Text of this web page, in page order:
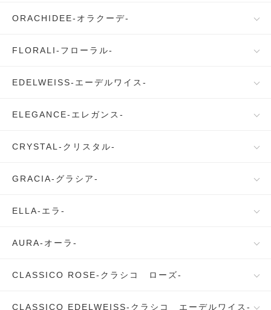
ORACHIDEE-オラクーデ-
FLORALI-フローラル-
EDELWEISS-エーデルワイス-
ELEGANCE-エレガンス-
CRYSTAL-クリスタル-
GRACIA-グラシア-
ELLA-エラ-
AURA-オーラ-
CLASSICO ROSE-クラシコ ローズ-
CLASSICO EDELWEISS-クラシコ エーデルワイス-